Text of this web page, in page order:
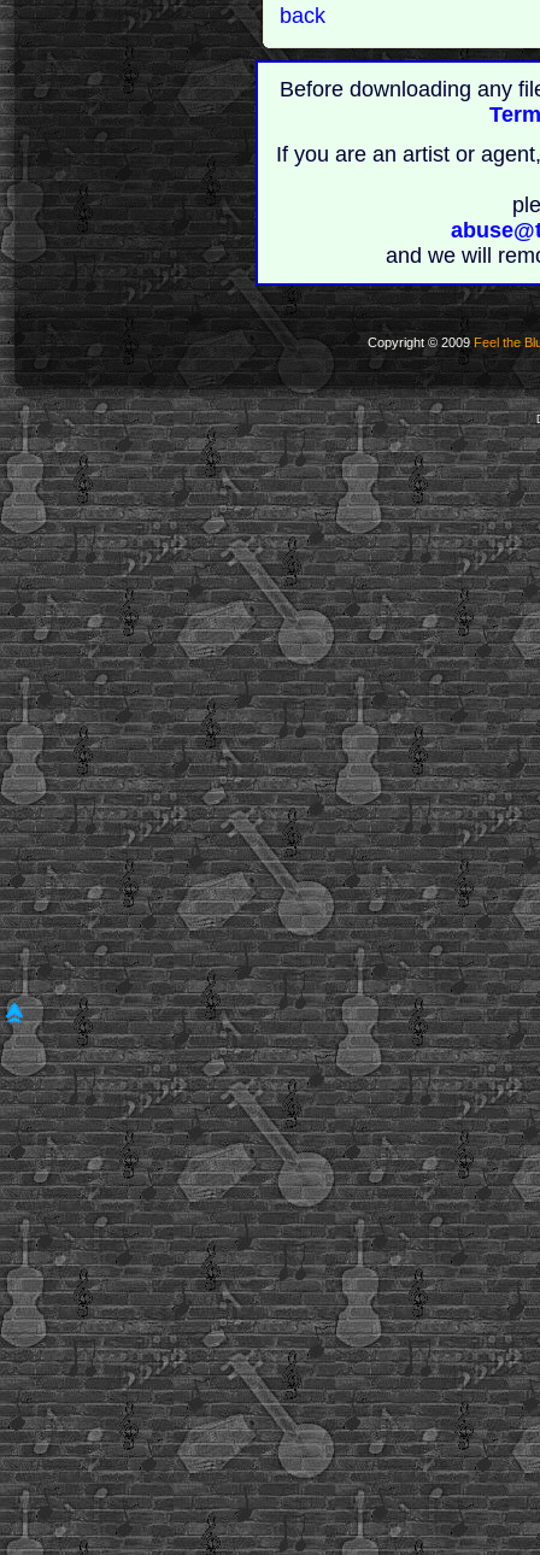
back
Before downloading any
If you are an artist or
and we will
Copyright © 2009 Feel the